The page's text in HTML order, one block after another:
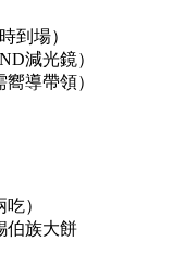
到場）
減光鏡）
導帶領）
）
伯族大餅